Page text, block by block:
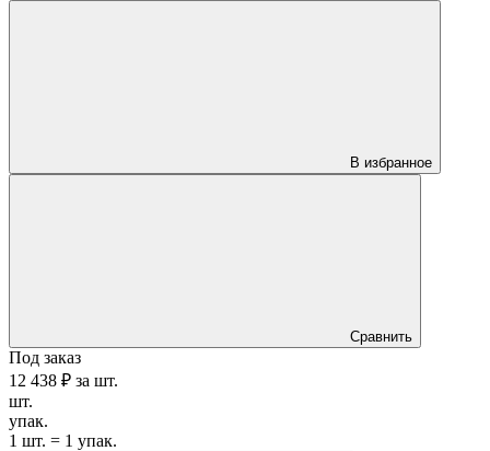
В избранное
Сравнить
Под заказ
12 438 ₽ за шт.
шт.
упак.
1 шт. = 1 упак.